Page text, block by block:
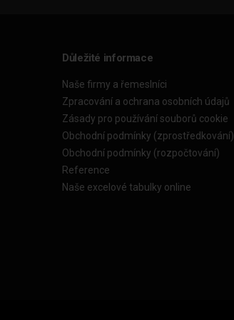
Důležité informace
Naše firmy a řemeslníci
Zpracování a ochrana osobních údajů
Zásady pro používání souborů cookie
Obchodní podmínky (zprostředkování)
Obchodní podmínky (rozpočtování)
Reference
Naše excelové tabulky online